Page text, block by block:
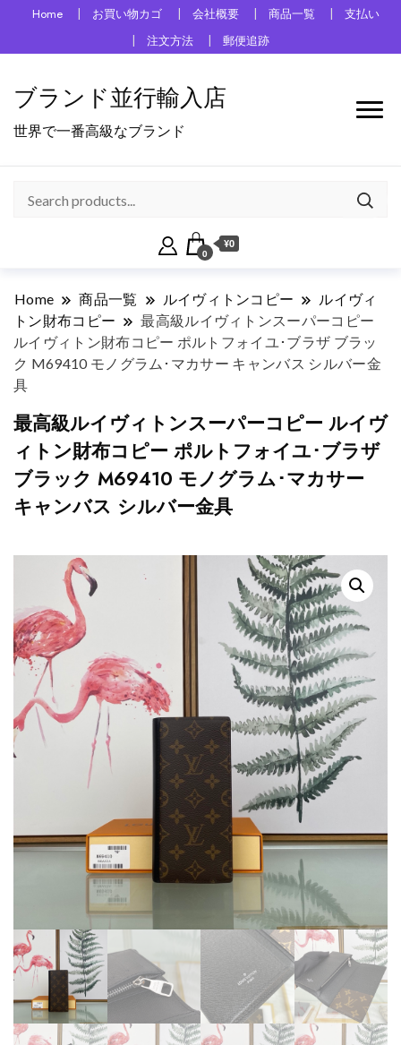
Home お買い物カゴ 会社概要 商品一覧
支払い
注文方法
郵便追跡
ブランド並行輸入店
世界で一番高級なブランド
0
¥0
Home 商品一覧 ルイヴィトンコピー
ルイヴィ
トン財布コピー
最高級ルイヴィトンスーパーコピー
ルイヴィトン財布コピー ポルトフォイユ･ブラザ ブラッ
ク M69410 モノグラム･マカサー キャンバス シルバー金
具
最高級ルイヴィトンスーパーコピー ルイヴ
ィトン財布コピー ポルトフォイユ･ブラザ
ブラック M69410 モノグラム･マカサー
キャンバス シルバー金具